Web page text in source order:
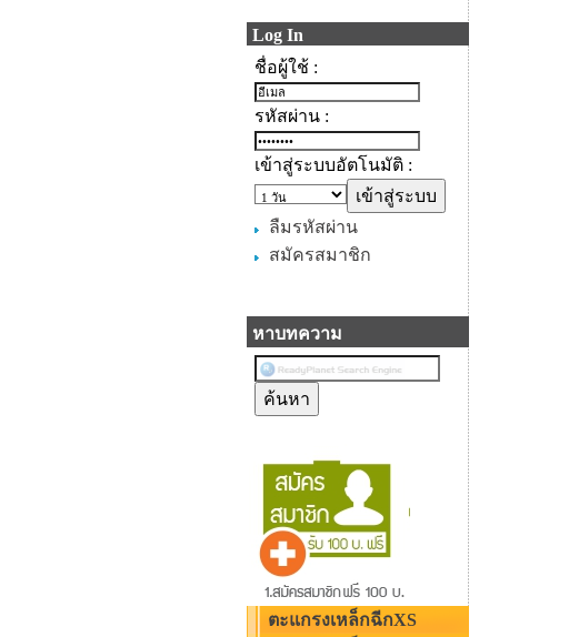
Log In
ชื่อผู้ใช้ :
รหัสผ่าน :
เข้าสู่ระบบอัตโนมัติ :
ลืมรหัสผ่าน
สมัครสมาชิก
หาบทความ
ตะแกรงเหล็กฉีกXS